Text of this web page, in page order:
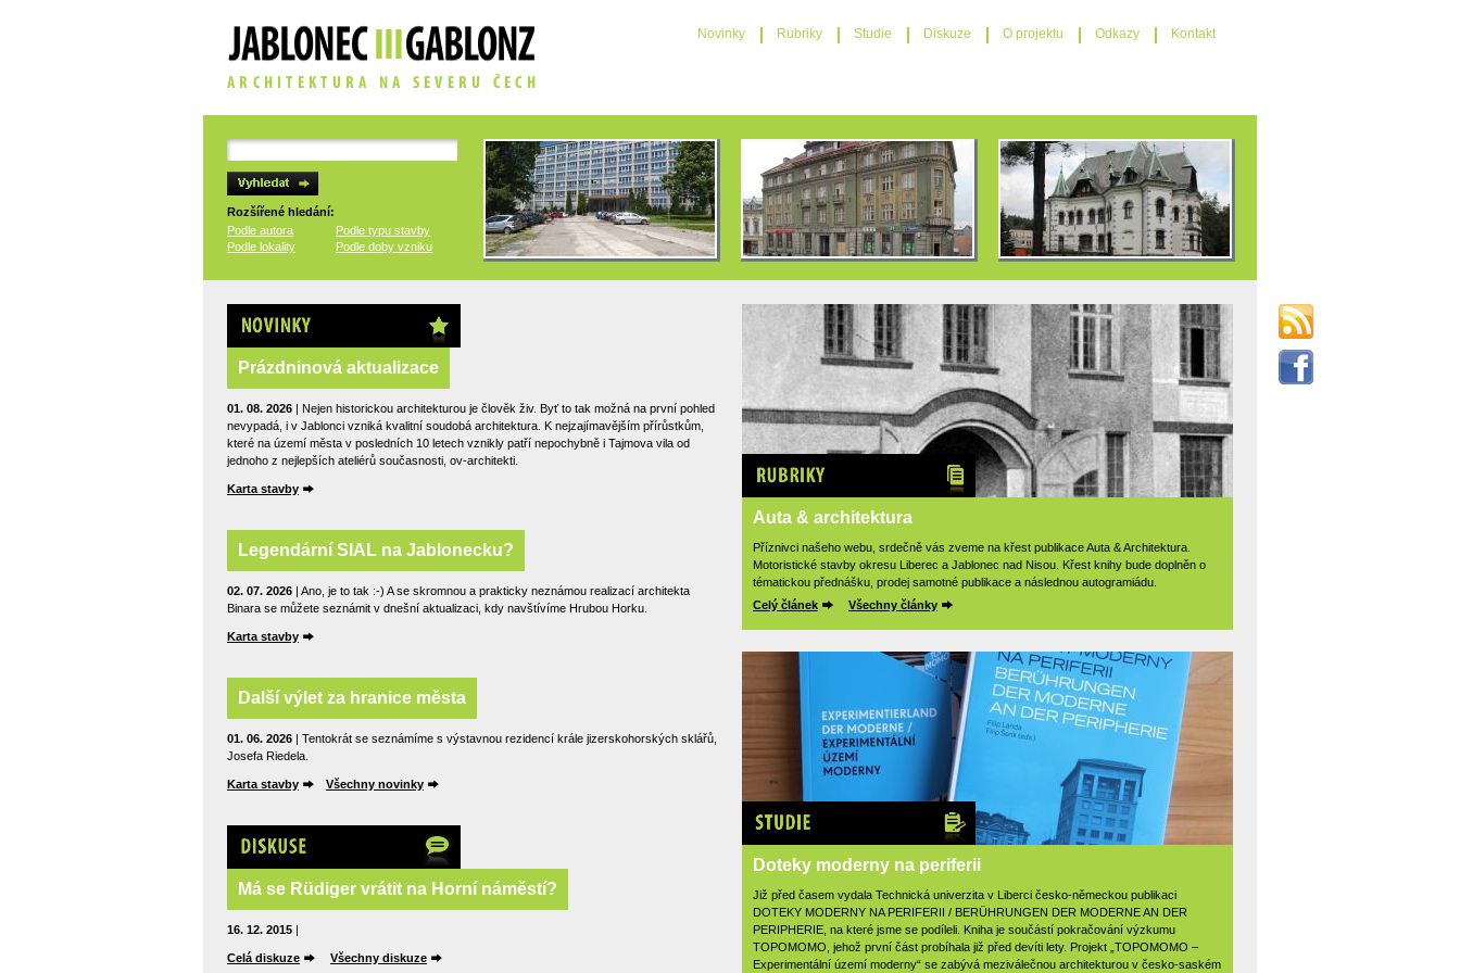
Novinky Rubriky Studie Diskuze O projektu Odkazy Kontakt
Rozšířené hledání:
Podle autora
Podle typu stavby
Podle lokality
Podle doby vzniku
Novinky
Prázdninová aktualizace
01. 08. 2026 | Nejen historickou architekturou je člověk živ. Byť to tak možná na první pohled
nevypadá, i v Jablonci vzniká kvalitní soudobá architektura. K nejzajímavějším přírůstkům,
které na území města v posledních 10 letech vznikly patří nepochybně i Tajmova vila od
jednoho z nejlepších ateliérů současnosti, ov-architekti.
Karta stavby
Legendární SIAL na Jablonecku?
02. 07. 2026 | Ano, je to tak :-) A se skromnou a prakticky neznámou realizací architekta
Binara se můžete seznámit v dnešní aktualizaci, kdy navštívíme Hrubou Horku.
Karta stavby
Další výlet za hranice města
01. 06. 2026 | Tentokrát se seznámíme s výstavnou rezidencí krále jizerskohorských sklářů,
Josefa Riedela.
Karta stavby Všechny novinky
Diskuze
Má se Rüdiger vrátit na Horní náměstí?
16. 12. 2015 |
Celá diskuze Všechny diskuze
Rubriky
Auta & architektura
Příznivci našeho webu, srdečně vás zveme na křest publikace Auta & Architektura.
Motoristické stavby okresu Liberec a Jablonec nad Nisou. Křest knihy bude doplněn o
tématickou přednášku, prodej samotné publikace a následnou autogramiádu.
Celý článek
Všechny články
Studie
Doteky moderny na periferii
Již před časem vydala Technická univerzita v Liberci česko-německou publikaci
DOTEKY MODERNY NA PERIFERII / BERÜHRUNGEN DER MODERNE AN DER
PERIPHERIE, na které jsme se podíleli. Kniha je součástí pokračování výzkumu
TOPOMOMO, jehož první část probíhala již před devíti lety. Projekt „TOPOMOMO –
Experimentální území moderny“ se zabývá meziválečnou architekturou v česko-saském